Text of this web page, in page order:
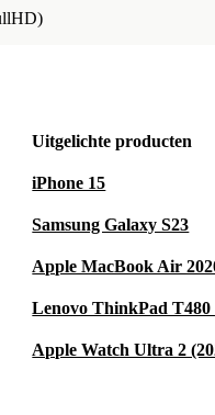
Uitgelichte producten
iPhone 15
Samsung Galaxy S23
Apple MacBook Air
Lenovo ThinkPad T480
Apple Watch Ultra 2